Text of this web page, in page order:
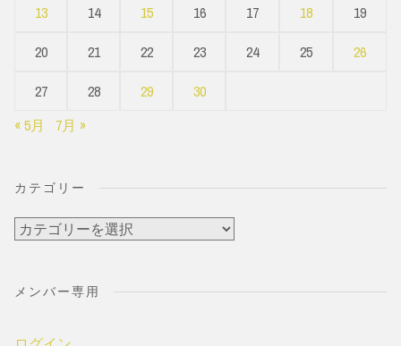
13
14 15 16 17 18
19
20
21 22 23 24 25
26
27
28 29
30
« 5月
7月 »
カテゴリー
カ
ゴ
メンバー専用